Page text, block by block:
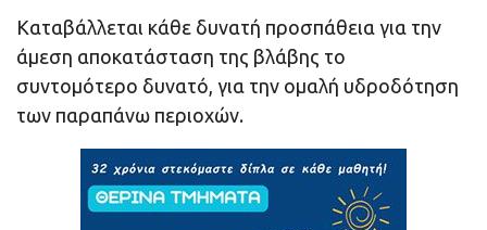
Καταβάλλεται κάθε δυνατή προσπάθεια για την
άμεση αποκατάσταση της βλάβης το
συντομότερο δυνατό, για την ομαλή υδροδότηση
των παραπάνω περιοχών.